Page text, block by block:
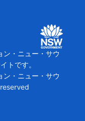
ウス・ウェール
ン・ニュー・サウ
トです。
ン・ニュー・サウ